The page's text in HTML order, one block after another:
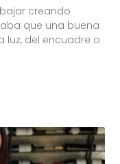
creando
que una buena
del encuadre o